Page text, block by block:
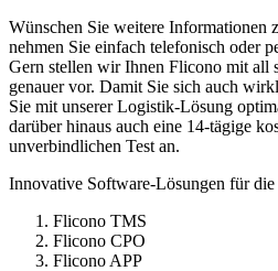
Wünschen Sie weitere Informationen
nehmen Sie einfach telefonisch oder
Gern stellen wir Ihnen Flicono mit all
genauer vor. Damit Sie sich auch
Sie mit unserer Logistik-Lösung
darüber hinaus auch eine 14-tägige
unverbindlichen Test an.
Innovative Software-Lösungen für
Flicono TMS
Flicono CPO
Flicono APP